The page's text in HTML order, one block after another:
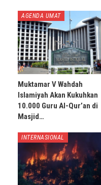
AGENDA UMAT
Muktamar V Wahdah
Islamiyah Akan Kukuhkan
10.000 Guru Al-Qur’an di
Masjid…
INTERNASIONAL